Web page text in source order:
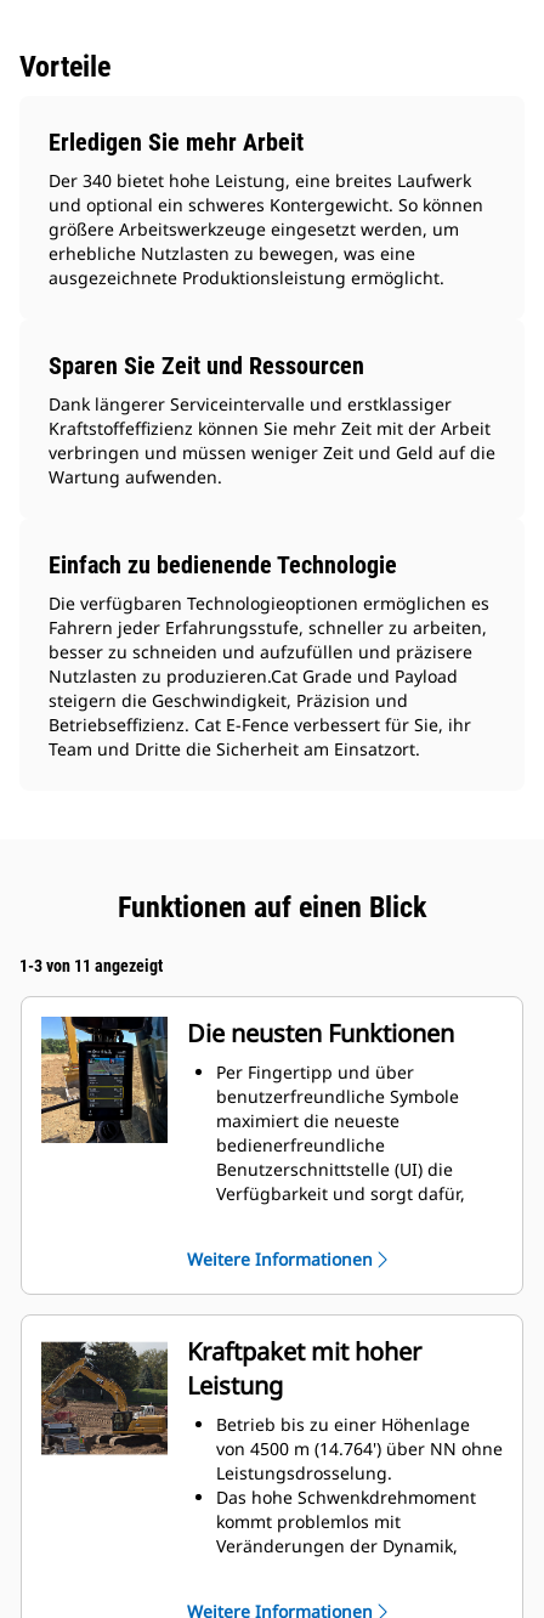
Vorteile
Erledigen Sie mehr Arbeit
Der 340 bietet hohe Leistung, eine breites Laufwerk
und optional ein schweres Kontergewicht. So können
größere Arbeitswerkzeuge eingesetzt werden, um
erhebliche Nutzlasten zu bewegen, was eine
ausgezeichnete Produktionsleistung ermöglicht.
Sparen Sie Zeit und Ressourcen
Dank längerer Serviceintervalle und erstklassiger
Kraftstoffeffizienz können Sie mehr Zeit mit der Arbeit
verbringen und müssen weniger Zeit und Geld auf die
Wartung aufwenden.
Einfach zu bedienende Technologie
Die verfügbaren Technologieoptionen ermöglichen es
Fahrern jeder Erfahrungsstufe, schneller zu arbeiten,
besser zu schneiden und aufzufüllen und präzisere
Nutzlasten zu produzieren.Cat Grade und Payload
steigern die Geschwindigkeit, Präzision und
Betriebseffizienz. Cat E-Fence verbessert für Sie, ihr
Team und Dritte die Sicherheit am Einsatzort.
Funktionen auf einen Blick
1-3 von 11 angezeigt
Die neusten Funktionen
Per Fingertipp und über
benutzerfreundliche Symbole
maximiert die neueste
bedienerfreundliche
Benutzerschnittstelle (UI) die
Verfügbarkeit und sorgt dafür,
Nachbestellung von
Arbeitsgerätelisten bis zur
Erstellung neuer
Arbeitsgerätekombinationen –
Bediener können Maschinen rasch
einrichten und mühelos auf
Informationen zugreifen.
Über die Schnittstelle können
Bediener die Genauigkeit
beibehalten und jede Sekunde
ihrer Schicht optimal ausnutzen.
Durch die Möglichkeit,
Kupplungen und Anbaugeräte in
Erstellung von
Weitere Informationen
Kraftpaket mit hoher
Leistung
Betrieb bis zu einer Höhenlage
von 4500 m (14.764') über NN ohne
Leistungsdrosselung.
Das hohe Schwenkdrehmoment
kommt problemlos mit
Veränderungen der Dynamik,
Weitere Informationen